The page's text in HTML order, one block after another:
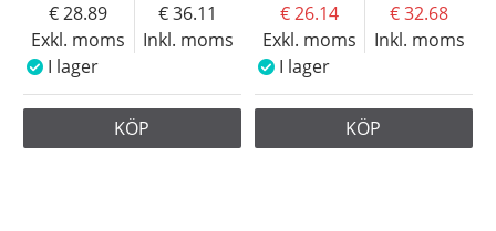
Exkl. moms
28.89
Inkl. moms
36.11
I lager
KÖP
Exkl. moms
26.14
Inkl. moms
32.68
I lager
KÖP